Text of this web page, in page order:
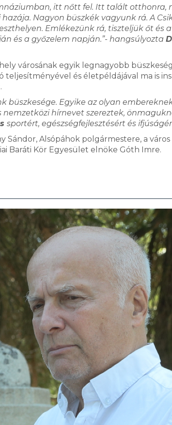
itt nőtt fel. Itt talált otthonra,
Nagyon büszkék vagyunk rá. A
Emlékezünk rá, tiszteljük őt és
és a győzelem napján.”- hangsúlyozta
városának egyik legnagyobb
és életpéldájával ma is
büszkesége. Egyike az olyan
hírnevet szereztek,
sportért, egészségfejlesztésért és
Sándor, Alsópáhok polgármestere, a
Baráti Kör Egyesület elnöke Góth Imre.